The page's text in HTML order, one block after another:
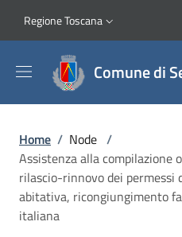
Slim top
Regione Toscana
Comune di
Briciole di pane
Home / Node /
Assistenza alla compilazione
rilascio-rinnovo dei permessi
abitativa, ricongiungimento
italiana